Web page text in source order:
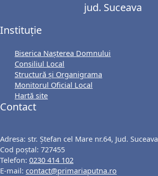
jud. Suceava
Instituție
Biserica Nașterea Domnului
Consiliul Local
Structură și Organigrama
Monitorul Oficial Local
Hartă site
Contact
Adresa: str. Ștefan cel Mare nr.64, Jud. Suceava
Cod poștal: 727455
Telefon: 0230 414 102
E-mail: contact@primariaputna.ro